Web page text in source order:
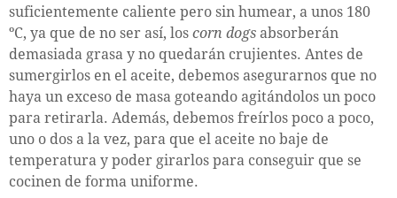
suficientemente caliente pero sin humear, a unos 180
ºC, ya que de no ser así, los corn dogs absorberán
demasiada grasa y no quedarán crujientes. Antes de
sumergirlos en el aceite, debemos asegurarnos que no
haya un exceso de masa goteando agitándolos un poco
para retirarla. Además, debemos freírlos poco a poco,
uno o dos a la vez, para que el aceite no baje de
temperatura y poder girarlos para conseguir que se
cocinen de forma uniforme.